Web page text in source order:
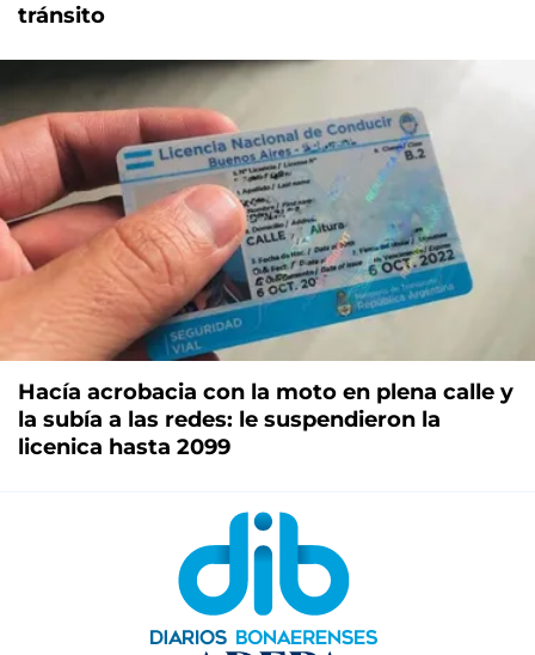
tránsito
Hacía acrobacia con la moto en plena calle y
la subía a las redes: le suspendieron la
licenica hasta 2099